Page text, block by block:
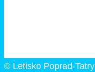
© Letisko Poprad-Tatry